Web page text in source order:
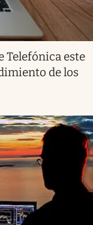
Telefónica este
de los